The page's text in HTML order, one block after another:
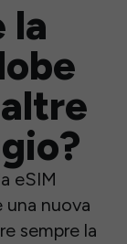
la
eSIM
una nuova
sempre la